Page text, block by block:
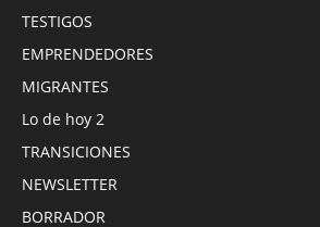
TESTIGOS
EMPRENDEDORES
MIGRANTES
Lo de hoy 2
TRANSICIONES
NEWSLETTER
BORRADOR